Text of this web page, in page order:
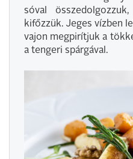
sóval
kifőzzük. Jeges vízben
vajon megpirítjuk a
a tengeri spárgával.